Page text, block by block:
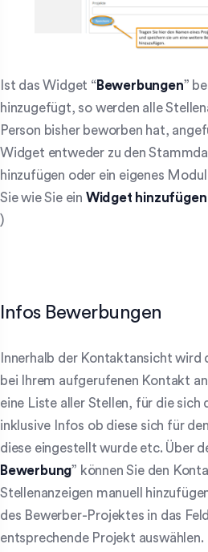
Ist das Widget “Bewerbungen”
hinzugefügt, so werden alle
Person bisher beworben hat,
Widget entweder zu den
hinzufügen oder ein eigenes
Sie wie Sie ein Widget hinzufügen
)
Infos Bewerbungen
Innerhalb der Kontaktansicht
bei Ihrem aufgerufenen Kontakt
eine Liste aller Stellen, für die sich
inklusive Infos ob diese sich für
diese eingestellt wurde etc. Über
Bewerbung” können Sie den
Stellenanzeigen manuell
des Bewerber-Projektes in das
entsprechende Projekt auswählen.